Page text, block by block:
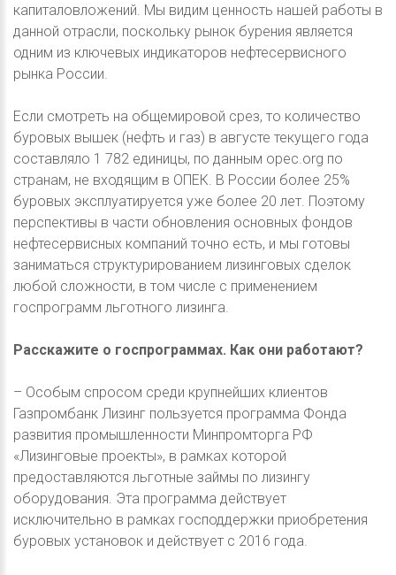
капиталовложений. Мы видим ценность нашей работы в
данной отрасли, поскольку рынок бурения является
одним из ключевых индикаторов нефтесервисного
рынка России.
Если смотреть на общемировой срез, то количество
буровых вышек (нефть и газ) в августе текущего года
составляло 1 782 единицы, по данным opec.org по
странам, не входящим в ОПЕК. В России более 25%
буровых эксплуатируется уже более 20 лет. Поэтому
перспективы в части обновления основных фондов
нефтесервисных компаний точно есть, и мы готовы
заниматься структурированием лизинговых сделок
любой сложности, в том числе с применением
госпрограмм льготного лизинга.
Расскажите о госпрограммах. Как они работают?
– Особым спросом среди крупнейших клиентов
Газпромбанк Лизинг пользуется программа Фонда
развития промышленности Минпромторга РФ
«Лизинговые проекты», в рамках которой
предоставляются льготные займы по лизингу
оборудования. Эта программа действует
исключительно в рамках господдержки приобретения
буровых установок и действует с 2016 года.